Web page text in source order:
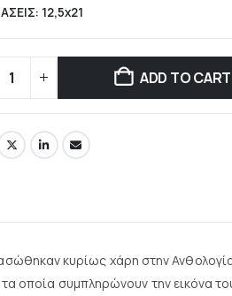
12,5x21
ADD TO CART
κυρίως χάρη στην
τα οποία συμπληρώνουν την εικόνα